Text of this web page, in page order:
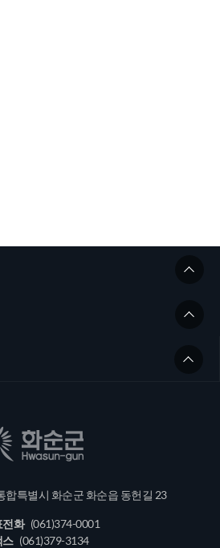
합특별시 화순군 화순읍 동헌길 23
화 (061)374-0001
스 (061)379-3134